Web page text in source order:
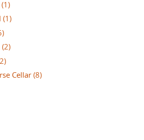
(1)
(1)
(2)
Cellar (8)